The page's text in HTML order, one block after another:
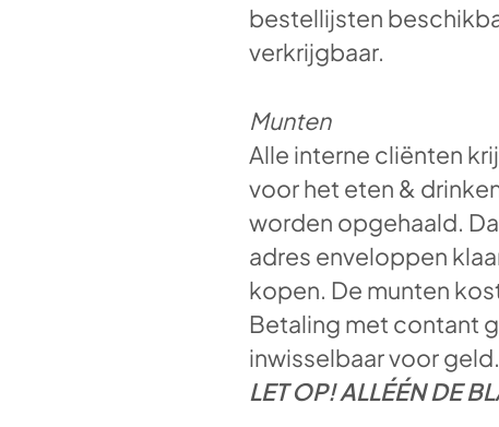
bestellijsten
verkrijgbaar.
Munten
Alle interne cliënten
voor het eten &
worden opgehaald.
adres enveloppen
kopen. De munten
Betaling met contant
inwisselbaar voor
LET OP! ALLÉÉN DE